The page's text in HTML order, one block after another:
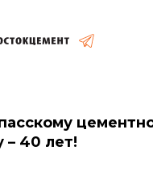
– 40 лет!